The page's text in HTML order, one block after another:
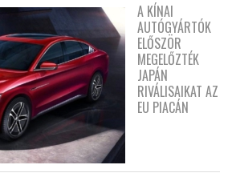
A KÍNAI
AUTÓGYÁRTÓK
ELŐSZÖR
MEGELŐZTÉK
JAPÁN
RIVÁLISAIKAT AZ
EU PIACÁN